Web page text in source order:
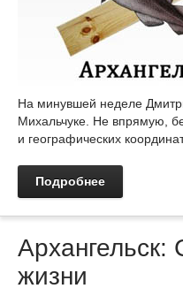
На минувшей неделе
Михальчуке. Не впрямую,
и географических
Подробнее
Архангельск:
жизни